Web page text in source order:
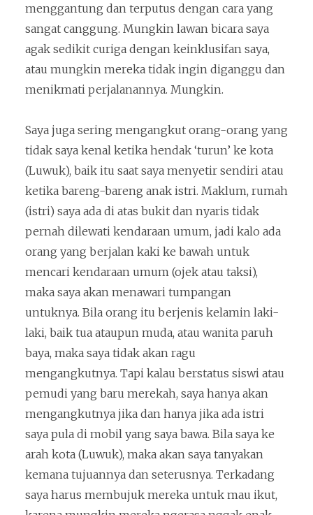
menggantung dan terputus dengan cara yang
sangat canggung. Mungkin lawan bicara saya
agak sedikit curiga dengan keinklusifan saya,
atau mungkin mereka tidak ingin diganggu dan
menikmati perjalanannya. Mungkin.
Saya juga sering mengangkut orang-orang yang
tidak saya kenal ketika hendak ‘turun’ ke kota
(Luwuk), baik itu saat saya menyetir sendiri atau
ketika bareng-bareng anak istri. Maklum, rumah
(istri) saya ada di atas bukit dan nyaris tidak
pernah dilewati kendaraan umum, jadi kalo ada
orang yang berjalan kaki ke bawah untuk
mencari kendaraan umum (ojek atau taksi),
maka saya akan menawari tumpangan
untuknya. Bila orang itu berjenis kelamin laki-
laki, baik tua ataupun muda, atau wanita paruh
baya, maka saya tidak akan ragu
mengangkutnya. Tapi kalau berstatus siswi atau
pemudi yang baru merekah, saya hanya akan
mengangkutnya jika dan hanya jika ada istri
saya pula di mobil yang saya bawa. Bila saya ke
arah kota (Luwuk), maka akan saya tanyakan
kemana tujuannya dan seterusnya. Terkadang
saya harus membujuk mereka untuk mau ikut,